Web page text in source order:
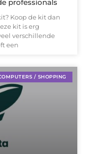
professionals
Koop de kit dan
kit is erg
verschillende
een
/ SHOPPING